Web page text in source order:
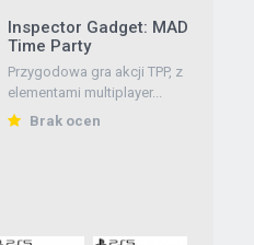
Inspector Gadget: MAD
Time Party
Przygodowa gra akcji TPP, z
elementami multiplayer...
Brak ocen
Tales The Wine
Eksploruj postpandemiczną
fikcyjną wyspę śródziemn...
5/10